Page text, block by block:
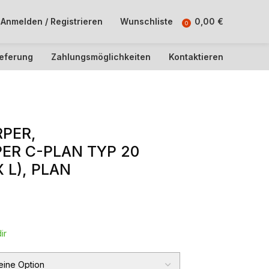
Anmelden / Registrieren Wunschliste 0 0,00 €
Zahlungsmöglichkeiten Kontaktieren
C-PLAN TYP 20
L), PLAN